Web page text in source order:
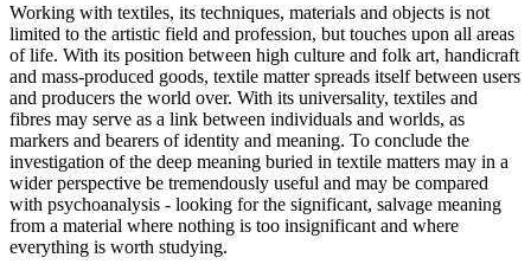
Working with textiles, its techniques, materials and objects is not
limited to the artistic field and profession, but touches upon all areas
of life. With its position between high culture and folk art, handicraft
and mass-produced goods, textile matter spreads itself between users
and producers the world over. With its universality, textiles and
fibres may serve as a link between individuals and worlds, as
markers and bearers of identity and meaning. To conclude the
investigation of the deep meaning buried in textile matters may in a
wider perspective be tremendously useful and may be compared
with psychoanalysis - looking for the significant, salvage meaning
from a material where nothing is too insignificant and where
everything is worth studying.